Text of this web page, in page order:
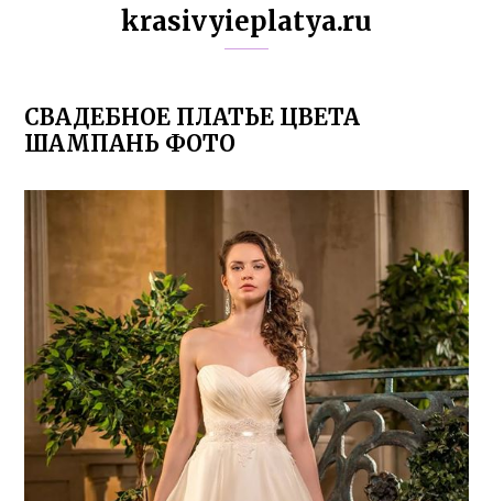
krasivyieplatya.ru
СВАДЕБНОЕ ПЛАТЬЕ ЦВЕТА
ШАМПАНЬ ФОТО